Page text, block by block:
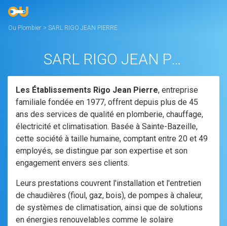
Ou Plombier > SARL RIGO JEAN PIERRE
SARL RIGO JEAN PIERRE
Les Établissements Rigo Jean Pierre, entreprise
familiale fondée en 1977, offrent depuis plus de 45
ans des services de qualité en plomberie, chauffage,
électricité et climatisation. Basée à Sainte-Bazeille,
cette société à taille humaine, comptant entre 20 et 49
employés, se distingue par son expertise et son
engagement envers ses clients.
Leurs prestations couvrent l'installation et l'entretien
de chaudières (fioul, gaz, bois), de pompes à chaleur,
de systèmes de climatisation, ainsi que de solutions
en énergies renouvelables comme le solaire